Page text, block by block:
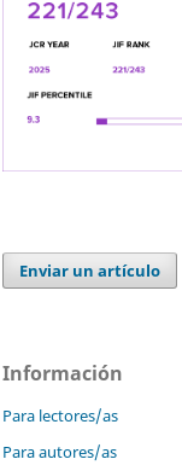
Enviar un artículo
Información
Para lectores/as
Para autores/as